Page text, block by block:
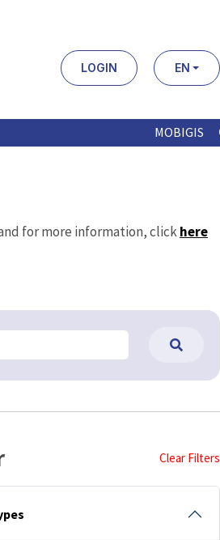
LOGIN EN
MOBIGIS
for more information, clickhere
Clear Filters